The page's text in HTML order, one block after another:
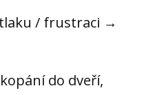
/ frustraci →
do dveří,